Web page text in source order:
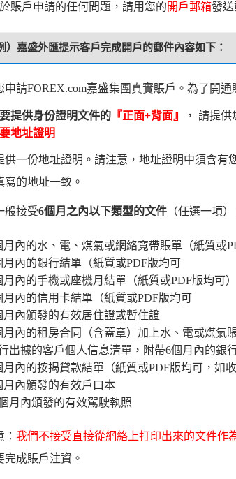
賬戶申請的任何問題，請用您的開戶郵箱發送
）嘉盛外匯提示客戶完成開戶的郵件內容如下：
申請FOREX.com嘉盛集團真實賬戶。為了開通
提供身份證明文件的 『正面+背面』
， 請提
地址證明
供一份地址證明。請注意，地址證明中須含有
寫的地址一致。
般接受6個月之內以下類型的文件 （任選一項）
月內的水、電、煤氣或網絡寬帶賬單（紙質或
月內的銀行結單（紙質或PDF版均可
月內的手機或座機月結單（紙質或PDF版均可）
月內的信用卡結單（紙質或PDF版均可
月內頒發的有效居住證或暫住證
月內的租房合同（含蓋章）加上水、電或煤氣
出據的客戶個人信息清單，附帶6個月內的銀
月內的按揭貸款結單（紙質或PDF版均可，如收
月內頒發的有效戶口本
月內頒發的有效駕駛執照
我們不接受直接從網絡上打印出來的文件作
完成賬戶注資。